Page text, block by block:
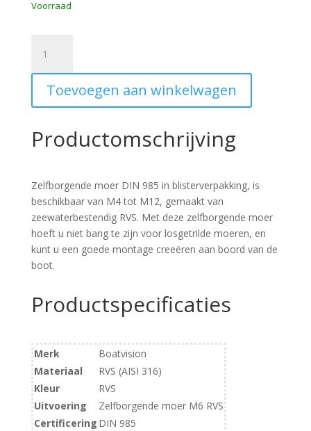
Zelfborgende
moer
RVS
Toevoegen aan winkelwagen
Productomschrijving
Zelfborgende moer DIN 985 in blisterverpakking, is
beschikbaar van M4 tot M12, gemaakt van
zeewaterbestendig RVS. Met deze zelfborgende moer
hoeft u niet bang te zijn voor losgetrilde moeren, en
kunt u een goede montage creeëren aan boord van de
boot.
Productspecificaties
Merk
Boatvision
Materiaal
RVS (AISI 316)
Kleur
RVS
Uitvoering
Zelfborgende moer M6 RVS
Certificering DIN 985